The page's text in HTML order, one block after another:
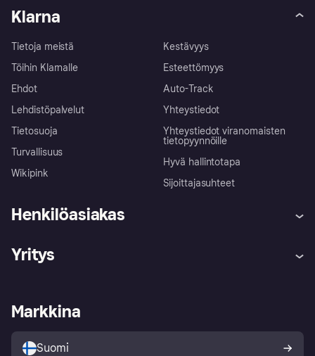
Klarna
Tietoja meistä
Töihin Klarnalle
Ehdot
Lehdistöpalvelut
Tietosuoja
Turvallisuus
Wikipink
Kestävyys
Esteettömyys
Auto-Track
Yhteystiedot
Yhteystiedot viranomaisten
tietopyynnöille
Hyvä hallintotapa
Sijoittajasuhteet
Henkilöasiakas
Ohje
Kirjaudu sisään
Tutustu kauppoihin
Ostajan turva
Yritys
Kirjaudu sisään yrityksenä
Markkina
Suomi